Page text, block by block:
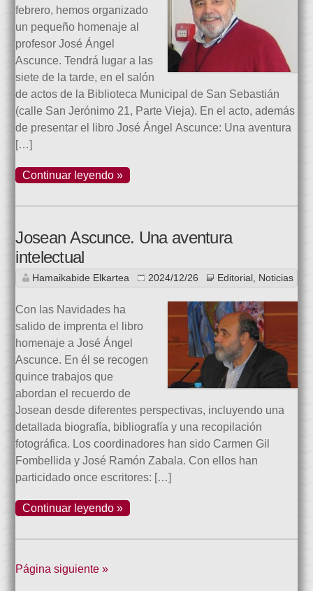
febrero, hemos organizado
un pequeño homenaje al
profesor José Ángel
Ascunce. Tendrá lugar a las
siete de la tarde, en el salón
de actos de la Biblioteca Municipal de San Sebastián
(calle San Jerónimo 21, Parte Vieja). En el acto, además
de presentar el libro José Ángel Ascunce: Una aventura
[…]
Continuar leyendo »
Josean Ascunce. Una aventura
intelectual
Hamaikabide Elkartea 2024/12/26 Editorial Noticias
Con las Navidades ha
salido de imprenta el libro
homenaje a José Ángel
Ascunce. En él se recogen
quince trabajos que
abordan el recuerdo de
Josean desde diferentes perspectivas, incluyendo una
detallada biografía, bibliografía y una recopilación
fotográfica. Los coordinadores han sido Carmen Gil
Fombellida y José Ramón Zabala. Con ellos han
particidado once escritores: […]
Continuar leyendo »
Página siguiente »